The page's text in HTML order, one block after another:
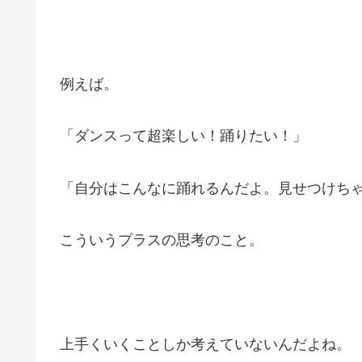
例えば。
「ダンスって超楽しい！踊りたい！」
「自分はこんなに踊れるんだよ。見せつけち
こういうプラスの思考のこと。
上手くいくことしか考えていないんだよね。